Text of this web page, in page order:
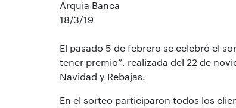
Arquia Banca
18/3/19
El pasado 5 de febrero se celebró el
tener premio”, realizada del 22 de
Navidad y Rebajas.
En el sorteo participaron todos los